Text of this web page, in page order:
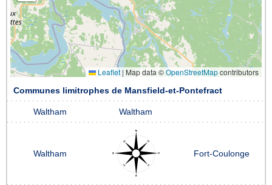
Leaflet | Map data ©OpenStreetMapcontributors
Communes limitrophes de Mansfield-et-Pontefract
Waltham Waltham
Waltham Fort-Coulonge